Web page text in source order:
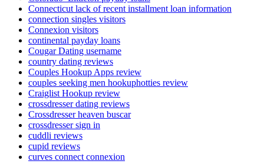
Connecticut lack of recent installment loan information
connection singles visitors
Connexion visitors
continental payday loans
Cougar Dating username
country dating reviews
Couples Hookup Apps review
couples seeking men hookuphotties review
Craiglist Hookup review
crossdresser dating reviews
Crossdresser heaven buscar
crossdresser sign in
cuddli reviews
cupid reviews
curves connect connexion